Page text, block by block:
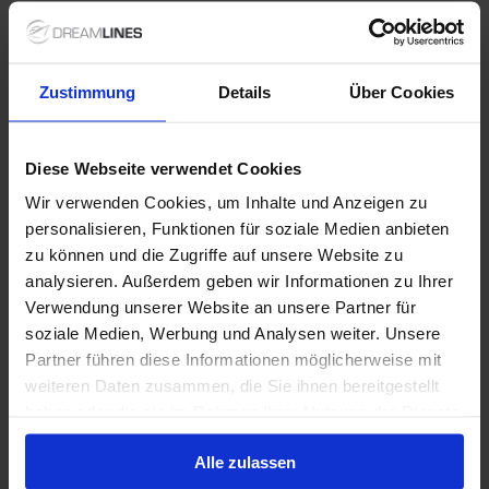
Zustimmung Details Über Cookies
Diese Webseite verwendet Cookies
Wir verwenden Cookies, um Inhalte und Anzeigen zu
personalisieren, Funktionen für soziale Medien anbieten
zu können und die Zugriffe auf unsere Website zu
analysieren. Außerdem geben wir Informationen zu Ihrer
Verwendung unserer Website an unsere Partner für
soziale Medien, Werbung und Analysen weiter. Unsere
Partner führen diese Informationen möglicherweise mit
weiteren Daten zusammen, die Sie ihnen bereitgestellt
gesammelt haben.
Alle zulassen
Met Freestyle Dining geniet je van ultieme vrijheid
tijdens je cruise. Je bepaalt zelf waar, wanneer en met
wie je dineert, zonder vaste dinertijden of
toegewezen tafel. Kies uit een uitgebreid aanbod aan
restaurants en geniet iedere avond van een nieuwe
culinaire ervaring, helemaal op jouw eigen tempo.
1 / 47
Norwegian Bliss
Ontdek de meest adembenemende routes en